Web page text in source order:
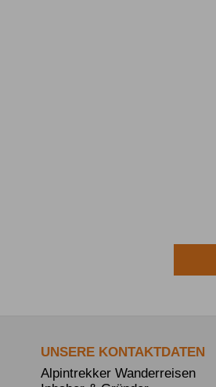
UNSERE KONTAKTDATEN
Alpintrekker Wanderreisen